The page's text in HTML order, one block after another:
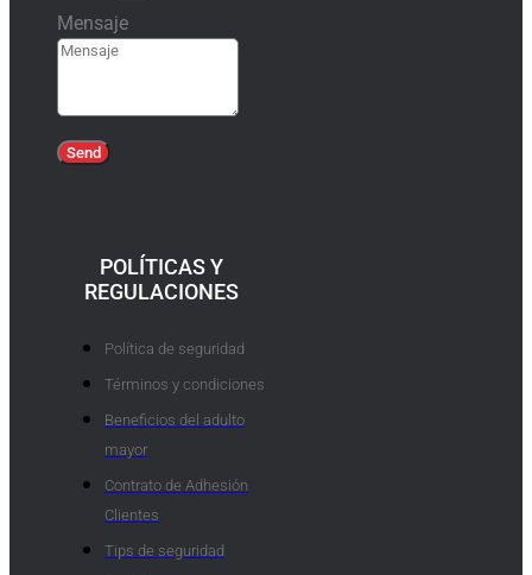
Mensaje
Send
POLÍTICAS Y
REGULACIONES
Política de seguridad
Términos y condiciones
Beneficios del adulto
mayor
Contrato de Adhesión
Clientes
Tips de seguridad